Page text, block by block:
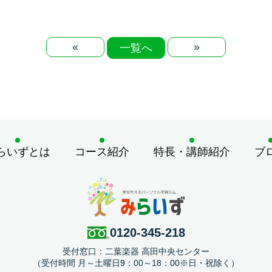
« 一覧へ »
いずとは コース紹介 特長・講師紹介 ブ
0120-345-218
受付窓口：二葉楽器 高田中央センター
（受付時間 月～土曜日9：00～18：00※日・祝除く）